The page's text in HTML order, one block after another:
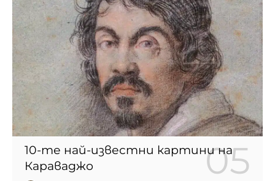
10-те най-известни картини на
Караваджо